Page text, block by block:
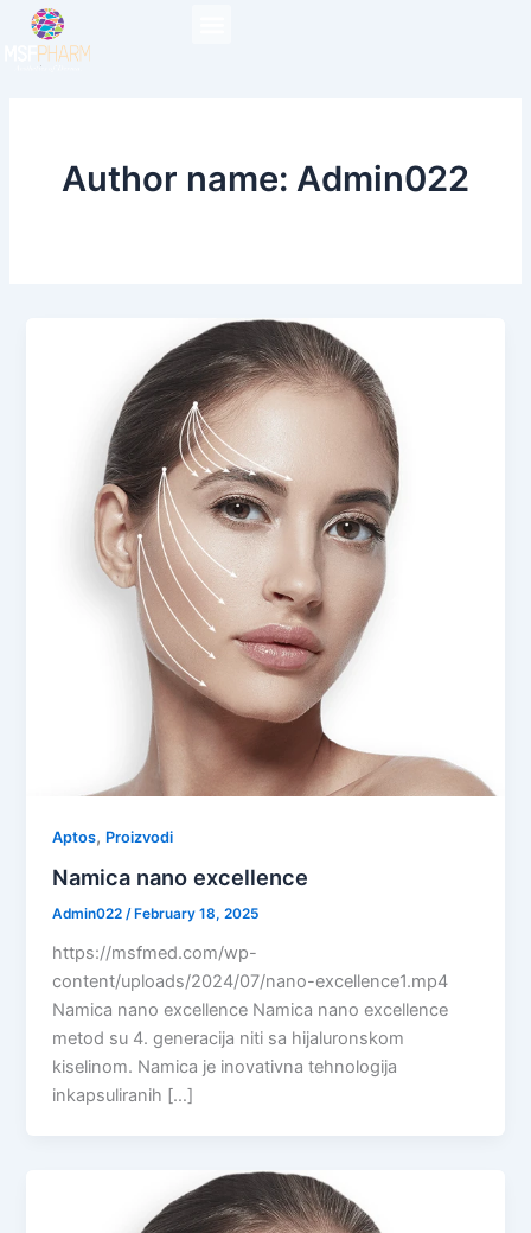
Skip
content
Author name: Admin022
Aptos, Proizvodi
Namica nano excellence
Admin022/ February 18, 2025
https://msfmed.com/wp-
content/uploads/2024/07/nano-excellence1.mp4
Namica nano excellence Namica nano excellence
metod su 4. generacija niti sa hijaluronskom
kiselinom. Namica je inovativna tehnologija
inkapsuliranih […]